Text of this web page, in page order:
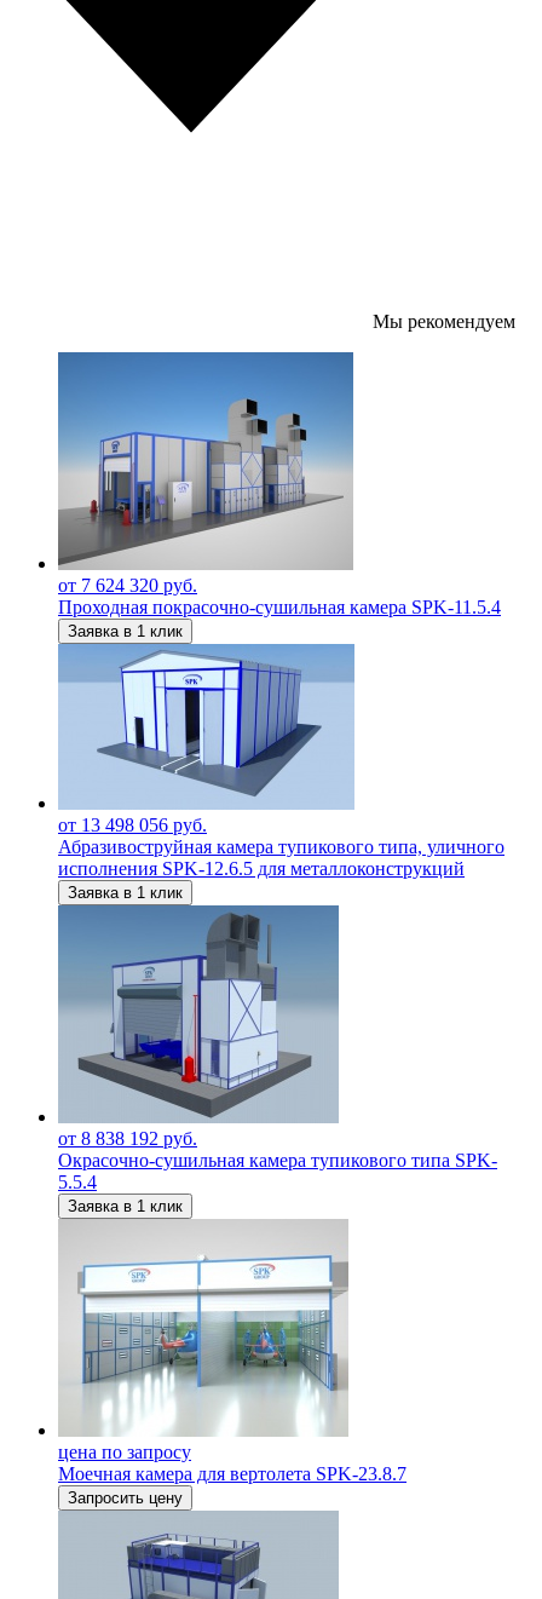
Мы рекомендуем
от 7 624 320 руб.
Проходная покрасочно-сушильная камера SPK-11.5.4
Заявка в 1 клик
от 13 498 056 руб.
Абразивоструйная камера тупикового типа, уличного
исполнения SPK-12.6.5 для металлоконструкций
Заявка в 1 клик
от 8 838 192 руб.
Окрасочно-сушильная камера тупикового типа SPK-
5.5.4
Заявка в 1 клик
цена по запросу
Моечная камера для вертолета SPK-23.8.7
Запросить цену